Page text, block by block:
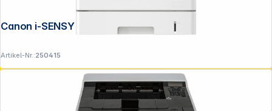
Canon i-SENSYS LBP 732 Cdw
Artikel-Nr.:250415